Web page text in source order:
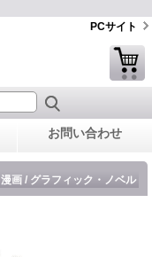
PCサイト
お問い合わせ
漫画 / グラフィック・ノベル